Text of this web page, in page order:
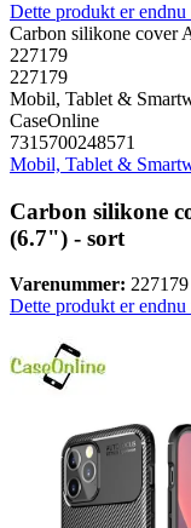
Dette produkt er
Carbon silikone cover
227179
227179
Mobil, Tablet &
CaseOnline
7315700248571
Mobil, Tablet &
Carbon silikone
(6.7") - sort
Varenummer: 227179
Dette produkt er